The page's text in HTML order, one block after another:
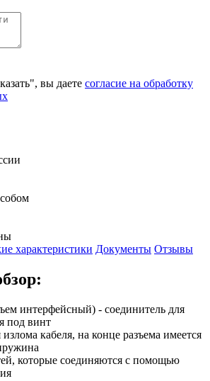
вы даете согласие на обработку
характеристики Документы Отзывы
интерфейсный) - соединитель для
под винт
кабеля, на конце разъема имеется
которые соединяются с помощью